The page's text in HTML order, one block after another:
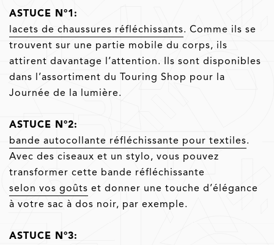
ASTUCE N°1:
lacets de chaussures réfléchissants. Comme ils se
trouvent sur une partie mobile du corps, ils
attirent davantage l’attention. Ils sont disponibles
dans l’assortiment du Touring Shop pour la
Journée de la lumière.
ASTUCE N°2:
bande autocollante réfléchissante pour textiles.
Avec des ciseaux et un stylo, vous pouvez
transformer cette bande réfléchissante
selon vos goûts et donner une touche d’élégance
à votre sac à dos noir, par exemple.
ASTUCE N°3: